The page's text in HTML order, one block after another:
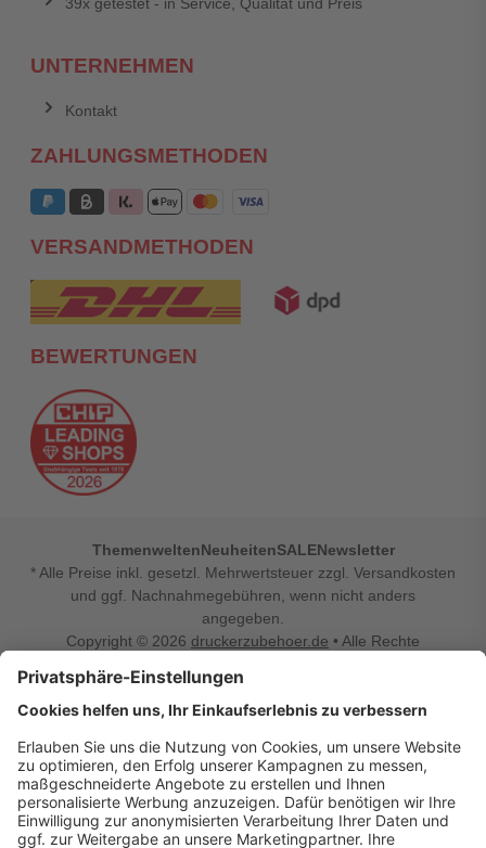
UNTERNEHMEN
Kontakt
ZAHLUNGSMETHODEN
VERSANDMETHODEN
BEWERTUNGEN
ThemenweltenNeuheitenSALENewsletter
* Alle Preise inkl. gesetzl. Mehrwertsteuer zzgl. Versandkosten
und ggf. Nachnahmegebühren, wenn nicht anders
angegeben.
Copyright © 2026 druckerzubehoer.de • Alle Rechte
Vertrag widerrufen
Druckerzubehoer.de – preiswerte Qualität für Ihr Office
Sie sind auf der Suche nach dem passenden Druckerzubehör
oder Zubehör für das Büro, den Computer oder Ihr
Smartphone? Dann sind Sie bei Druckerzubehoer.de genau
richtig! Unser breites Sortiment bietet unter anderem Tinte
und Toner für alle gängigen Druckermodelle – großer sowie